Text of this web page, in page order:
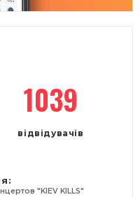
1039
відвідувачів
"KIEV KILLS"